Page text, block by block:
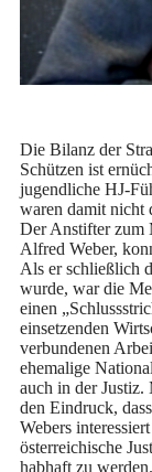
Die Bilanz der
Schützen ist
jugendliche HJ-
waren damit nicht
Der Anstifter zum
Alfred Weber,
Als er schließlich
wurde, war die
einen
einsetzenden
verbundenen
ehemalige
auch in der Justiz.
den Eindruck,
Webers
österreichische
habhaft zu